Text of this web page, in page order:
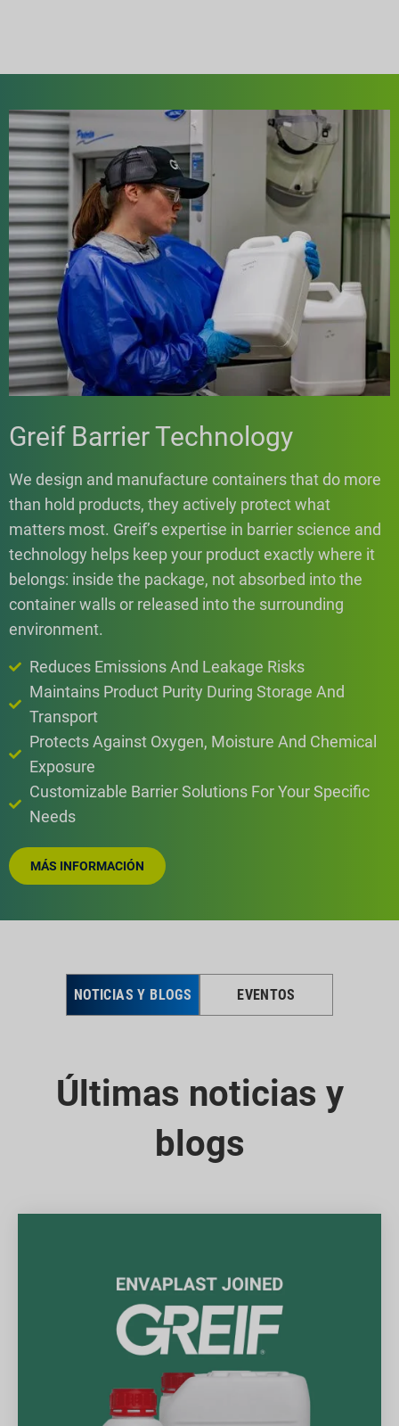
Greif Barrier Technology
We design and manufacture containers that do more
than hold products, they actively protect what
matters most. Greif’s expertise in barrier science and
technology helps keep your product exactly where it
belongs: inside the package, not absorbed into the
container walls or released into the surrounding
environment.
Reduces Emissions And Leakage Risks
Maintains Product Purity During Storage And
Transport
Protects Against Oxygen, Moisture And Chemical
Exposure
Customizable Barrier Solutions For Your Specific
Needs
MÁS INFORMACIÓN
NOTICIAS Y BLOGS EVENTOS
Últimas noticias y
blogs